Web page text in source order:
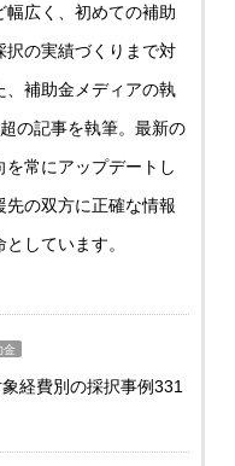
幅広く、初めての補助
択の実績づくりまで対
、補助金メディアの執
の記事を執筆。最新の
常にアップデートし
先の双方に正確な情報
しています。
金
経費別の採択事例331